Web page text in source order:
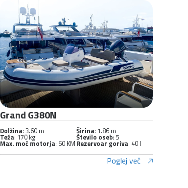
Grand G380N
Dolžina: 3.60 m Širina: 1.86 m
Teža: 170 kg Število oseb: 5
Max. moč motorja: 50 KM Rezervoar goriva: 40 l
Poglej več